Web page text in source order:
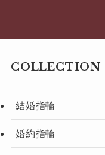
COLLECTION
結婚指輪
婚約指輪